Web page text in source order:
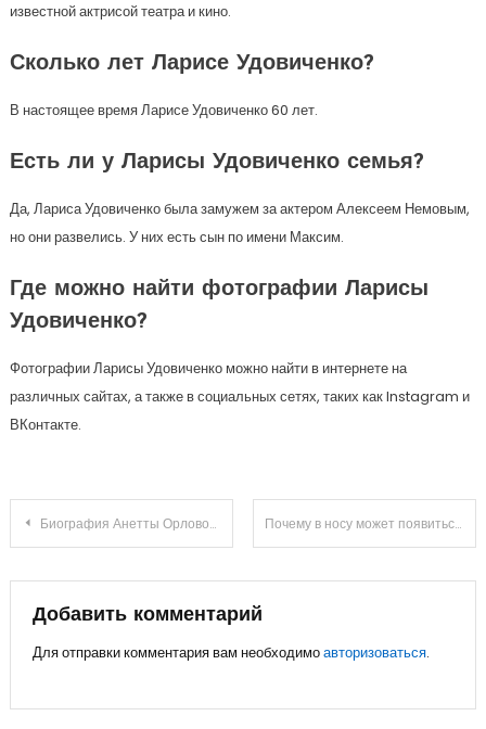
известной актрисой театра и кино.
Сколько лет Ларисе Удовиченко?
В настоящее время Ларисе Удовиченко 60 лет.
Есть ли у Ларисы Удовиченко семья?
Да, Лариса Удовиченко была замужем за актером Алексеем Немовым,
но они развелись. У них есть сын по имени Максим.
Где можно найти фотографии Ларисы
Удовиченко?
Фотографии Ларисы Удовиченко можно найти в интернете на
различных сайтах, а также в социальных сетях, таких как Instagram и
ВКонтакте.
Навигация
по
записям
Биография Анетты Орловой — увлекательный рассказ о жизни и достижениях успешной фигуристки Почему в носу может появиться фурункул: методы избавления
Добавить комментарий
Для отправки комментария вам необходимоавторизоваться.